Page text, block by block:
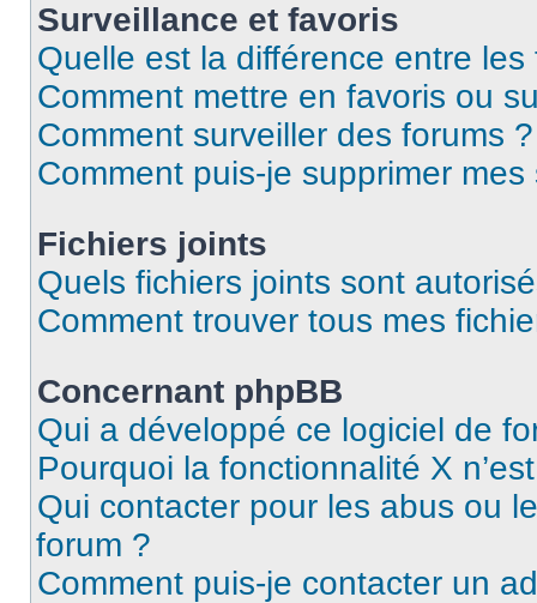
Surveillance et favoris
Quelle est la différence entre
Comment mettre en favoris ou
Comment surveiller des forums ?
Comment puis-je supprimer
Fichiers joints
Quels fichiers joints sont
Comment trouver tous mes
Concernant phpBB
Qui a développé ce logiciel de
Pourquoi la fonctionnalité X
Qui contacter pour les abus ou
forum ?
Comment puis-je contacter un